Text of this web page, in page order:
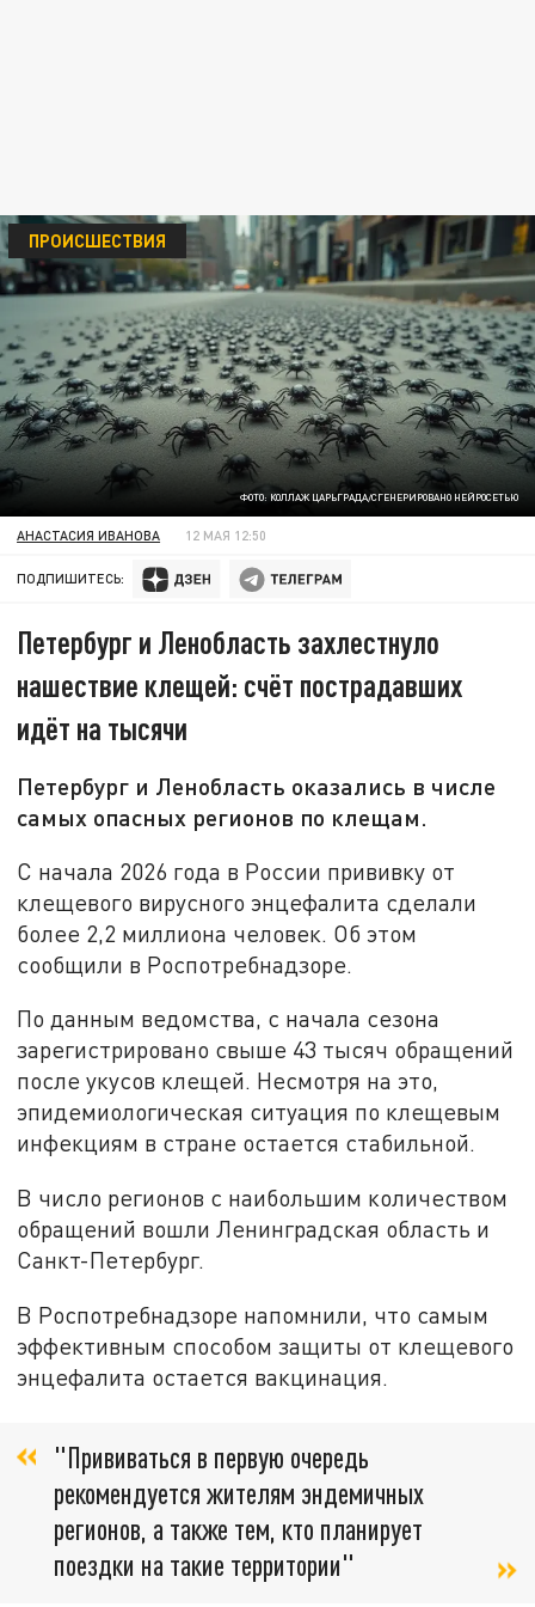
ФОТО: КОЛЛАЖ ЦАРЬГРАДА/СГЕНЕРИРОВАНО НЕЙРОСЕТЬЮ
ПРОИСШЕСТВИЯ
АНАСТАСИЯ ИВАНОВА 12 МАЯ 12:50
ПОДПИШИТЕСЬ:
Петербург и Ленобласть захлестнуло
нашествие клещей: счёт пострадавших
идёт на тысячи
Петербург и Ленобласть оказались в числе
самых опасных регионов по клещам.
С начала 2026 года в России прививку от
клещевого вирусного энцефалита сделали
более 2,2 миллиона человек. Об этом
сообщили в Роспотребнадзоре.
По данным ведомства, с начала сезона
зарегистрировано свыше 43 тысяч обращений
после укусов клещей. Несмотря на это,
эпидемиологическая ситуация по клещевым
инфекциям в стране остается стабильной.
В число регионов с наибольшим количеством
обращений вошли Ленинградская область и
Санкт-Петербург.
В Роспотребнадзоре напомнили, что самым
эффективным способом защиты от клещевого
энцефалита остается вакцинация.
"Прививаться в первую очередь
рекомендуется жителям эндемичных
регионов, а также тем, кто планирует
поездки на такие территории"